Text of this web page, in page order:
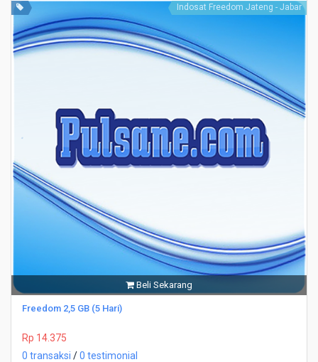
Indosat Freedom Jateng - Jabar
Beli Sekarang
Freedom 2,5 GB (5 Hari)
Rp 14.375
0 transaksi /0 testimonial